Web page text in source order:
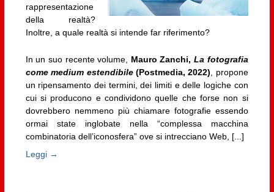
rappresentazione
della realtà?
Inoltre, a quale realtà si intende far riferimento?
In un suo recente volume, Mauro Zanchi,La fotografia
come medium estendibile(Postmedia, 2022) , propone
un ripensamento dei termini, dei limiti e delle logiche con
cui si producono e condividono quelle che forse non si
dovrebbero nemmeno più chiamare fotografie essendo
ormai state inglobate nella “complessa macchina
combinatoria dell’iconosfera” ove si intrecciano Web, [...]
Leggi →